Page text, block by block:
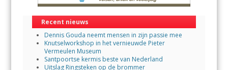
Recent nieuws
Dennis Gouda neemt mensen in zijn passie mee
Knutselworkshop in het vernieuwde Pieter
Vermeulen Museum
Santpoortse kermis beste van Nederland
Uitslag Ringsteken op de brommer